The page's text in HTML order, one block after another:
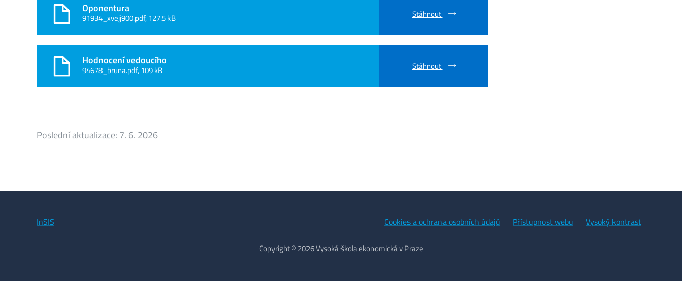
Oponentura
91934_xvejj900.pdf, 127.5 kB Stáhnout
Hodnocení vedoucího
94678_bruna.pdf, 109 kB Stáhnout
Poslední aktualizace: 7. 6. 2026
InSIS Cookies a ochrana osobních údajů Přístupnost webu Vysoký kontrast
Copyright © 2026 Vysoká škola ekonomická v Praze